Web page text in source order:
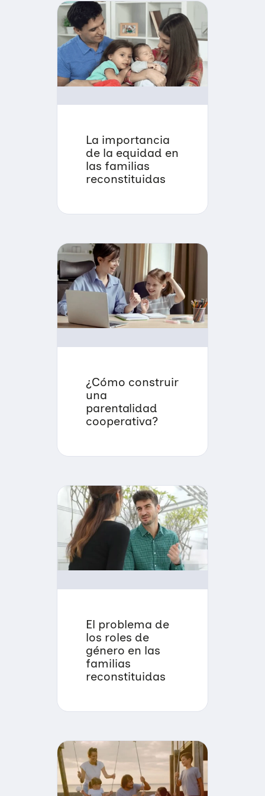
La importancia
de la equidad en
las familias
reconstituidas
¿Cómo construir
una
parentalidad
cooperativa?
El problema de
los roles de
género en las
familias
reconstituidas